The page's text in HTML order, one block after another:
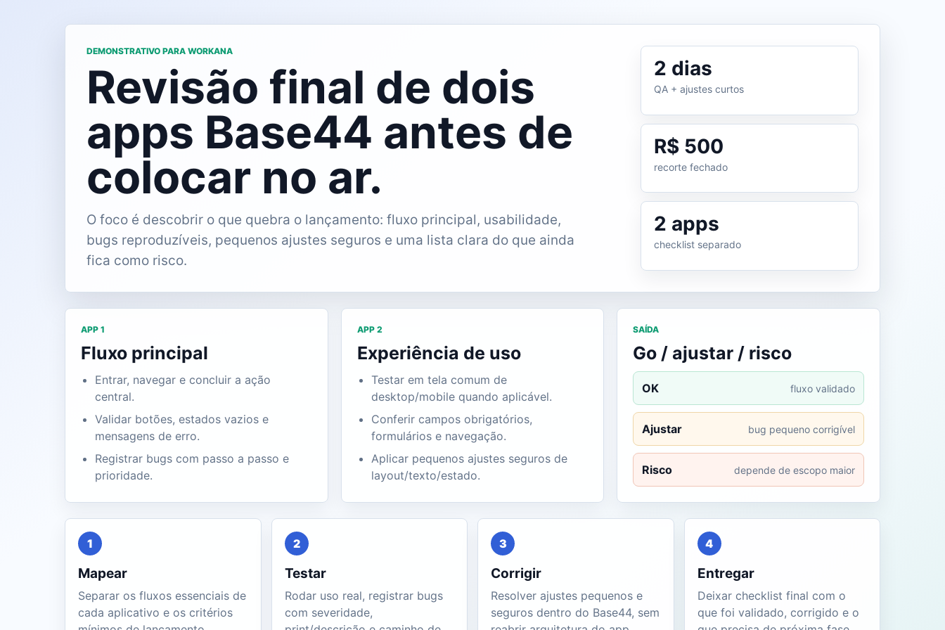
DEMONSTRATIVO PARA WORKANA
Revisão final de dois
apps Base44 antes de
colocar no ar.
O foco é descobrir o que quebra o lançamento: fluxo principal, usabilidade,
bugs reproduzíveis, pequenos ajustes seguros e uma lista clara do que ainda
fica como risco.
2 dias
QA + ajustes curtos
R$ 500
recorte fechado
2 apps
checklist separado
APP 1
Fluxo principal
Entrar, navegar e concluir a ação
central.
Validar botões, estados vazios e
mensagens de erro.
Registrar bugs com passo a passo e
prioridade.
APP 2
Experiência de uso
Testar em tela comum de
desktop/mobile quando aplicável.
Conferir campos obrigatórios,
formulários e navegação.
Aplicar pequenos ajustes seguros de
layout/texto/estado.
SAÍDA
Go / ajustar / risco
OK fluxo validado
Ajustar bug pequeno corrigível
Risco depende de escopo maior
1
Mapear
Separar os fluxos essenciais de
cada aplicativo e os critérios
2
Testar
Rodar uso real, registrar bugs
com severidade,
3
Corrigir
Resolver ajustes pequenos e
seguros dentro do Base44, sem
4
Entregar
Deixar checklist final com o
que foi validado, corrigido e o